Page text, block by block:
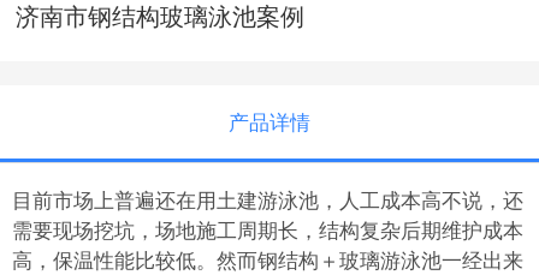
济南市钢结构玻璃泳池案例
产品详情
目前市场上普遍还在用土建游泳池，人工成本高不说，还
需要现场挖坑，场地施工周期长，结构复杂后期维护成本
高，保温性能比较低。然而钢结构＋玻璃游泳池一经出来